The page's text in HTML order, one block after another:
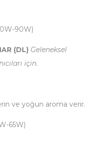
90W)
(DL) Geleneksel
için.
ve yoğun aroma verir.
65W)